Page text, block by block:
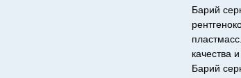
Барий
качества
Барий